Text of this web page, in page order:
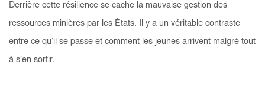
Derrière cette résilience se cache la mauvaise gestion des
ressources minières par les États. Il y a un véritable contraste
entre ce qu’il se passe et comment les jeunes arrivent malgré tout
à s’en sortir.